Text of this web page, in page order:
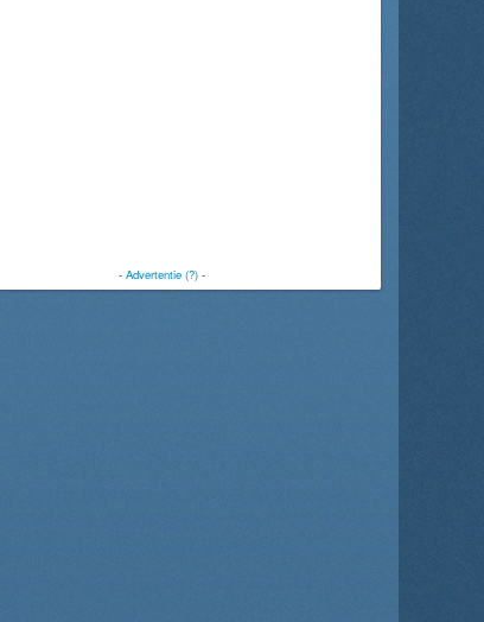
- Advertentie (?)-